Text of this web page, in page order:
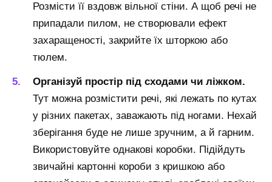
Розмісти її вздовж вільної стіни. А щоб речі не
припадали пилом, не створювали ефект
захаращеності, закрийте їх шторкою або
тюлем.
Організуй простір під сходами чи ліжком.
Тут можна розмістити речі, які лежать по кутах
у різних пакетах, заважають під ногами. Нехай
зберігання буде не лише зручним, а й гарним.
Використовуйте однакові коробки. Підійдуть
звичайні картонні короби з кришкою або